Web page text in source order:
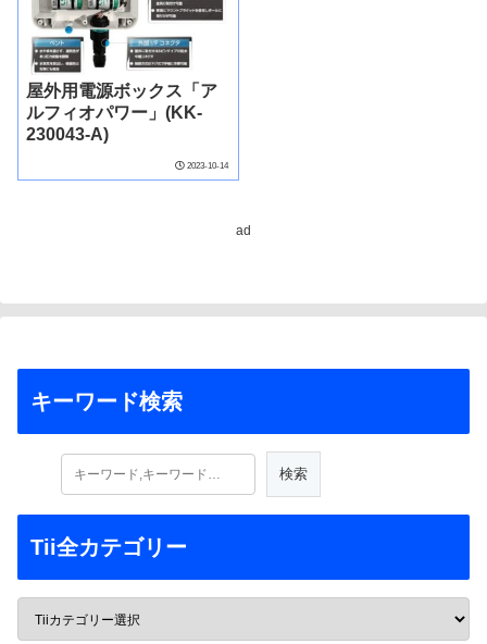
屋外用電源ボックス「ア
ルフィオパワー」(KK-
230043-A)
2023-10-14
ad
キーワード検索
Tii全カテゴリー